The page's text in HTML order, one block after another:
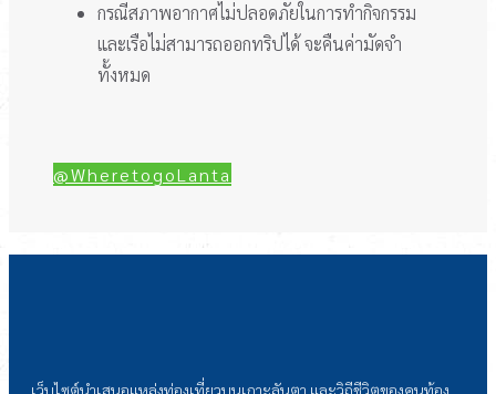
กรณีสภาพอากาศไม่ปลอดภัยในการทำกิจกรรม
และเรือไม่สามารถออกทริปได้ จะคืนค่ามัดจำ
ทั้งหมด
@WheretogoLanta